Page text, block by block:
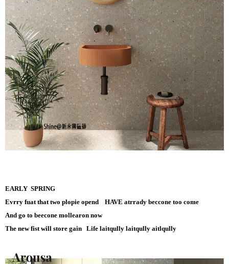
EARLY SPRING
Evrry fuat that two plopie opend HAVE atrrady beccone too come
And go to beecone mollearon now
The new fist will store gain Life laitqully laitqully aitlqully